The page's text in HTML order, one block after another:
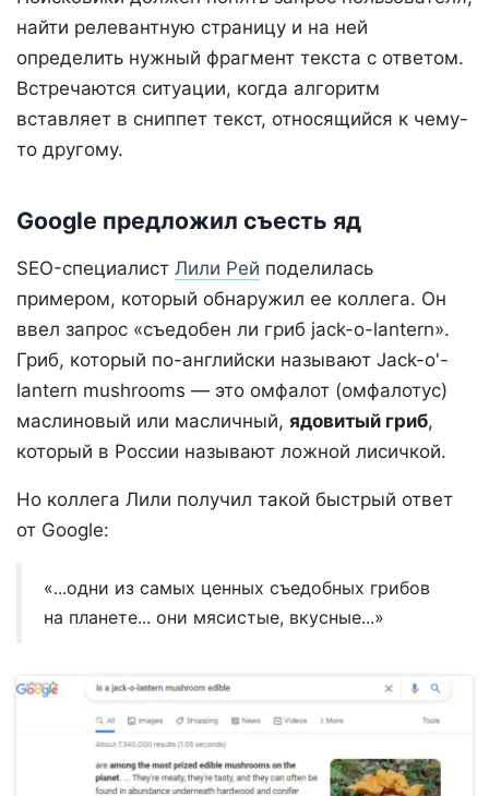
найти релевантную страницу и на ней
определить нужный фрагмент текста с ответом.
Встречаются ситуации, когда алгоритм
вставляет в сниппет текст, относящийся к чему-
то другому.
Google предложил съесть яд
SEO-специалист Лили Рей поделилась
примером, который обнаружил ее коллега. Он
ввел запрос «съедобен ли гриб jack-o-lantern».
Гриб, который по-английски называют Jack-o'-
lantern mushrooms — это омфалот (омфалотус)
маслиновый или масличный, ядовитый гриб,
который в России называют ложной лисичкой.
Но коллега Лили получил такой быстрый ответ
от Google:
«...одни из самых ценных съедобных грибов
на планете... они мясистые, вкусные...»